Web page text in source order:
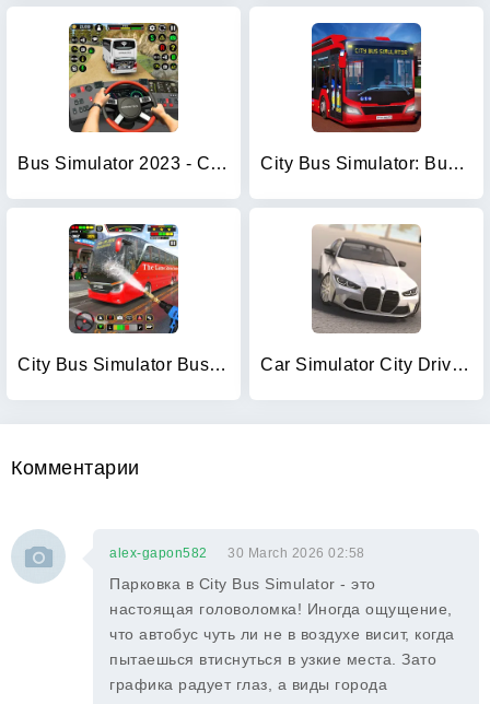
Bus Simulator 2023 - City Bus City Bus Simulator: Bus Games
City Bus Simulator Bus Games Car Simulator City Drive Game
Комментарии
alex-gapon582 30 March 2026 02:58
Парковка в City Bus Simulator - это
настоящая головоломка! Иногда ощущение,
что автобус чуть ли не в воздухе висит, когда
пытаешься втиснуться в узкие места. Зато
графика радует глаз, а виды города